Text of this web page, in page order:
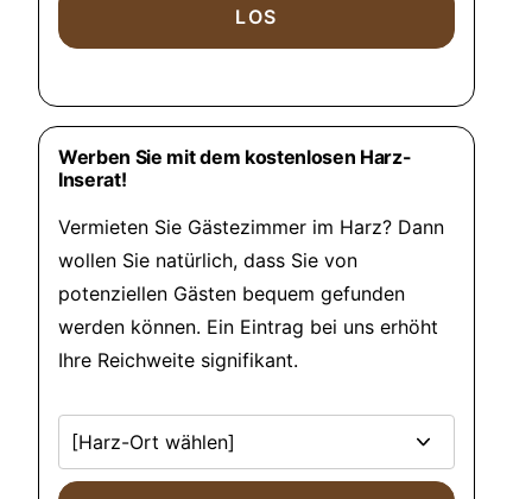
Werben Sie mit dem kostenlosen Harz-
Inserat!
Vermieten Sie Gästezimmer im Harz? Dann
wollen Sie natürlich, dass Sie von
potenziellen Gästen bequem gefunden
werden können. Ein Eintrag bei uns erhöht
Ihre Reichweite signifikant.